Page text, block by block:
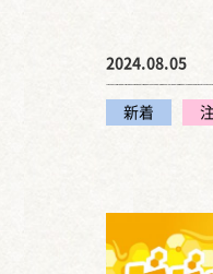
2024.08.05
新着